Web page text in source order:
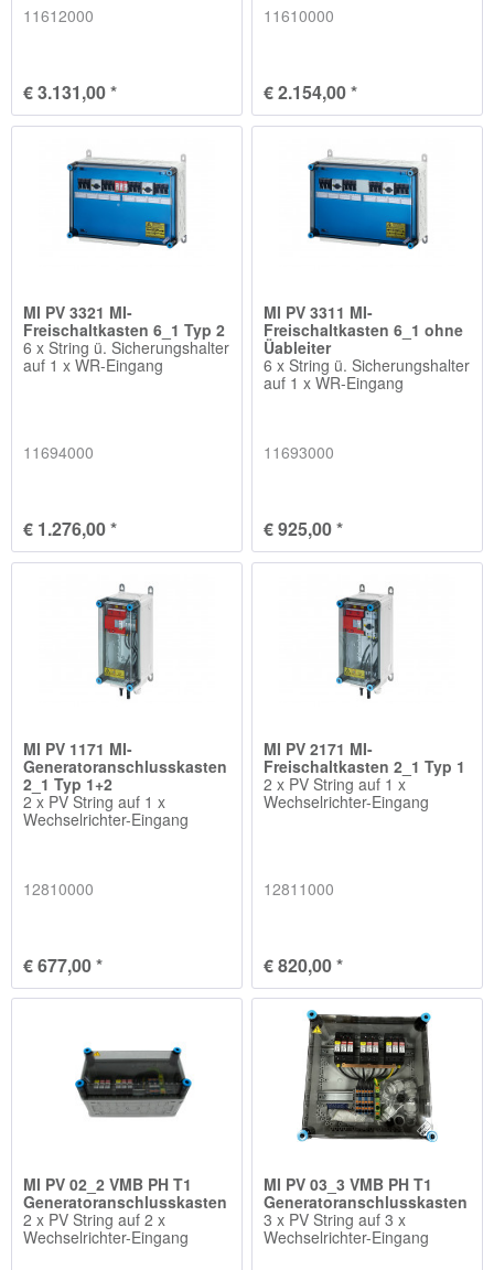
11612000
€ 3.131,00 *
11610000
€ 2.154,00 *
MI PV 3321 MI-
Freischaltkasten 6_1 Typ 2
6 x String ü. Sicherungshalter
auf 1 x WR-Eingang
11694000
€ 1.276,00 *
MI PV 3311 MI-
Freischaltkasten 6_1 ohne
Üableiter
6 x String ü. Sicherungshalter
auf 1 x WR-Eingang
11693000
€ 925,00 *
MI PV 1171 MI-
Generatoranschlusskasten
2_1 Typ 1+2
2 x PV String auf 1 x
Wechselrichter-Eingang
12810000
€ 677,00 *
MI PV 2171 MI-
Freischaltkasten 2_1 Typ 1
2 x PV String auf 1 x
Wechselrichter-Eingang
12811000
€ 820,00 *
MI PV 02_2 VMB PH T1
Generatoranschlusskasten
2 x PV String auf 2 x
Wechselrichter-Eingang
MI PV 03_3 VMB PH T1
Generatoranschlusskasten
3 x PV String auf 3 x
Wechselrichter-Eingang